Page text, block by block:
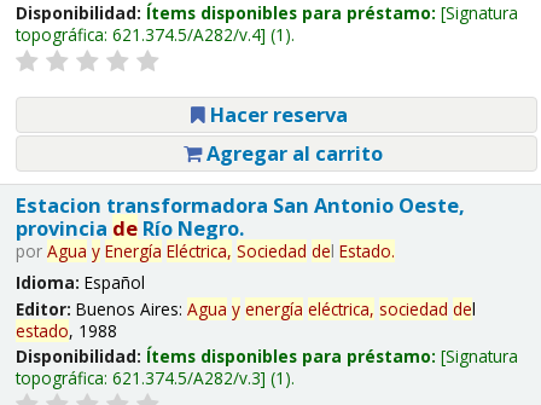
Disponibilidad: Ítems disponibles para préstamo: Signatura
topográfica: 621.374.5/A282/v.4 (1).
Hacer reserva
Agregar al carrito
Estacion transformadora San Antonio Oeste,
provincia deRío Negro.
por Agua y Energía Eléctrica, Sociedad del Estado.
Idioma: Español
Editor: Buenos Aires: Agua y energía eléctrica, sociedad del
estado, 1988
Disponibilidad: Ítems disponibles para préstamo: Signatura
topográfica: 621.374.5/A282/v.3 (1).